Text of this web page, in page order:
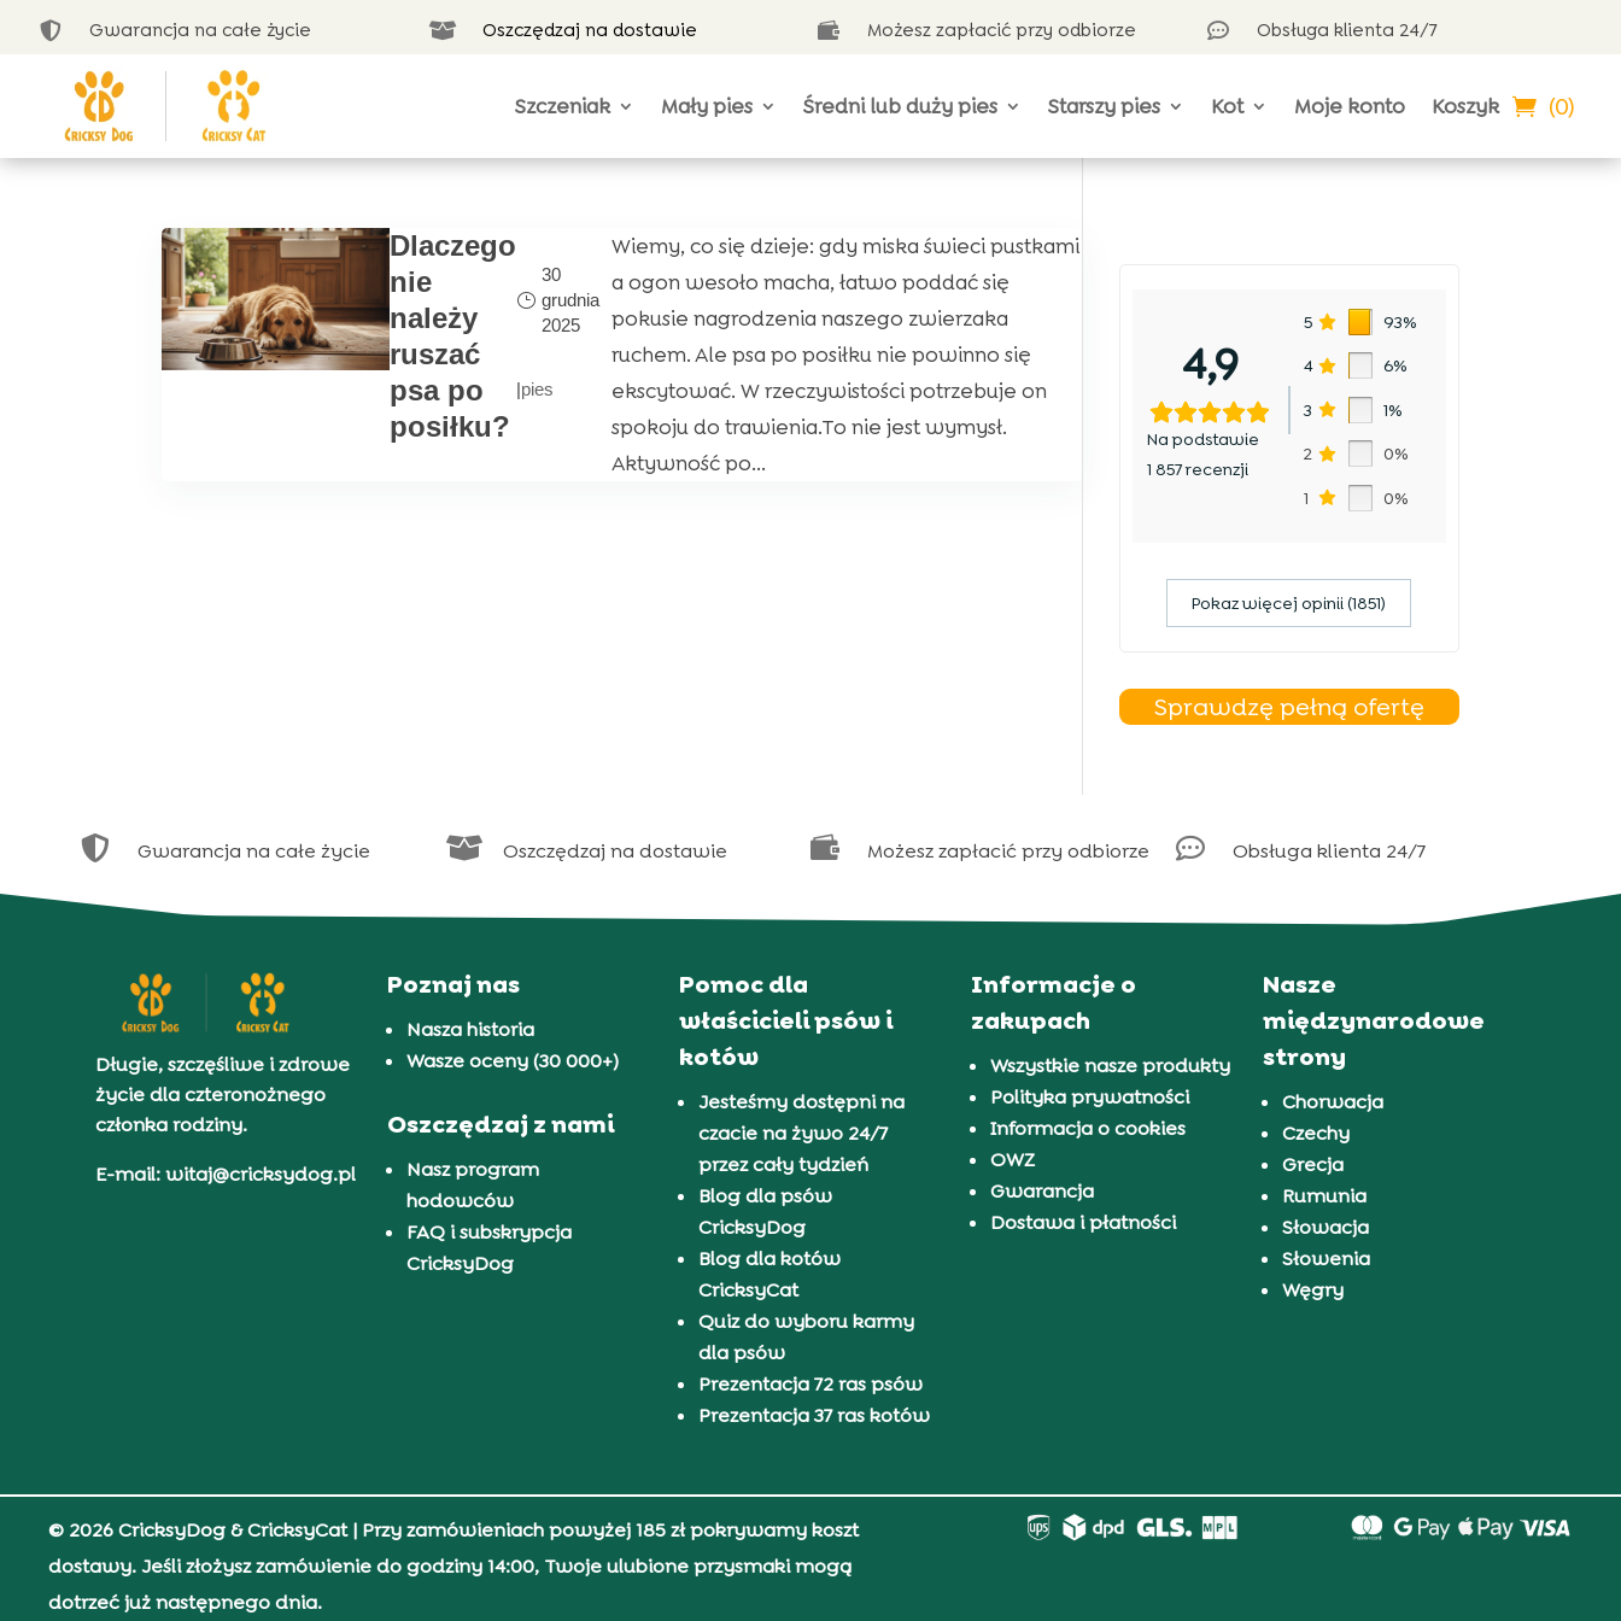
 Gwarancja na całe życie  Oszczędzaj na dostawie  Możesz zapłacić przy odbiorze  Obsługa klienta 24/7
Szczeniak Mały pies Średni lub duży pies Starszy pies Kot Moje konto Koszyk (0)
Dlaczego
nie
należy
ruszać
psa po
posiłku?
30
grudnia
2025
|pies
Wiemy, co się dzieje: gdy miska świeci pustkami
a ogon wesoło macha, łatwo poddać się
pokusie nagrodzenia naszego zwierzaka
ruchem. Ale psa po posiłku nie powinno się
ekscytować. W rzeczywistości potrzebuje on
spokoju do trawienia.To nie jest wymysł.
Aktywność po...
4,9
Na podstawie
1 857 recenzji
5 93%
4 6%
3 1%
2 0%
1 0%
Pokaz więcej opinii (1851)
Sprawdzę pełną ofertę
 Gwarancja na całe życie  Oszczędzaj na dostawie  Możesz zapłacić przy odbiorze  Obsługa klienta 24/7
Długie, szczęśliwe i zdrowe
życie dla czteronożnego
członka rodziny.
E-mail: witaj@cricksydog.pl
Poznaj nas
Nasza historia
Wasze oceny (30 000+)
Oszczędzaj z nami
Nasz program
hodowców
FAQ i subskrypcja
CricksyDog
Pomoc dla
właścicieli psów i
kotów
Jesteśmy dostępni na
czacie na żywo 24/7
przez cały tydzień
Blog dla psów
CricksyDog
Blog dla kotów
CricksyCat
Quiz do wyboru karmy
dla psów
Prezentacja 72 ras psów
Prezentacja 37 ras kotów
Informacje o
zakupach
Wszystkie nasze produkty
Polityka prywatności
Informacja o cookies
OWZ
Gwarancja
Dostawa i płatności
Nasze
międzynarodowe
strony
Chorwacja
Czechy
Grecja
Rumunia
Słowacja
Słowenia
Węgry
© 2026 CricksyDog & CricksyCat| Przy zamówieniach powyżej 185 zł pokrywamy koszt
dostawy. Jeśli złożysz zamówienie do godziny 14:00, Twoje ulubione przysmaki mogą
dotrzeć już następnego dnia.